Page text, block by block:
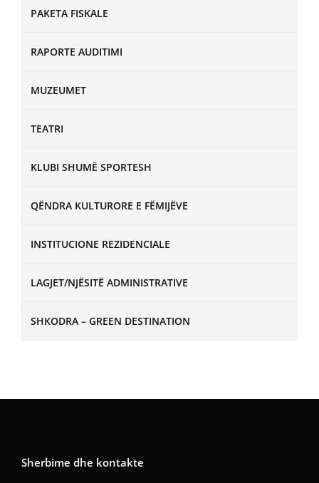
PAKETA FISKALE
RAPORTE AUDITIMI
MUZEUMET
TEATRI
KLUBI SHUMË SPORTESH
QËNDRA KULTURORE E FËMIJËVE
INSTITUCIONE REZIDENCIALE
LAGJET/NJËSITË ADMINISTRATIVE
SHKODRA – GREEN DESTINATION
Sherbime dhe kontakte